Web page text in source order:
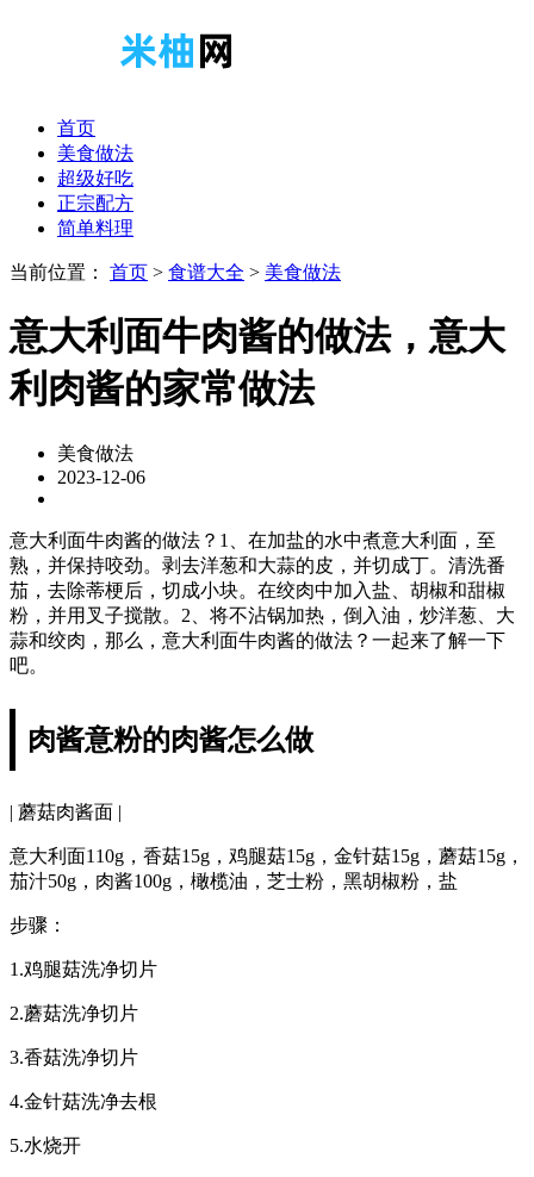
首页
美食做法
超级好吃
正宗配方
简单料理
当前位置： 首页 > 食谱大全 > 美食做法
意大利面牛肉酱的做法，意大
利肉酱的家常做法
美食做法
2023-12-06
意大利面牛肉酱的做法？1、在加盐的水中煮意大利面，至
熟，并保持咬劲。剥去洋葱和大蒜的皮，并切成丁。清洗番
茄，去除蒂梗后，切成小块。在绞肉中加入盐、胡椒和甜椒
粉，并用叉子搅散。2、将不沾锅加热，倒入油，炒洋葱、大
蒜和绞肉，那么，意大利面牛肉酱的做法？一起来了解一下
吧。
肉酱意粉的肉酱怎么做
| 蘑菇肉酱面 |
意大利面110g，香菇15g，鸡腿菇15g，金针菇15g，蘑菇15g，
茄汁50g，肉酱100g，橄榄油，芝士粉，黑胡椒粉，盐
步骤：
1.鸡腿菇洗净切片
2.蘑菇洗净切片
3.香菇洗净切片
4.金针菇洗净去根
5.水烧开